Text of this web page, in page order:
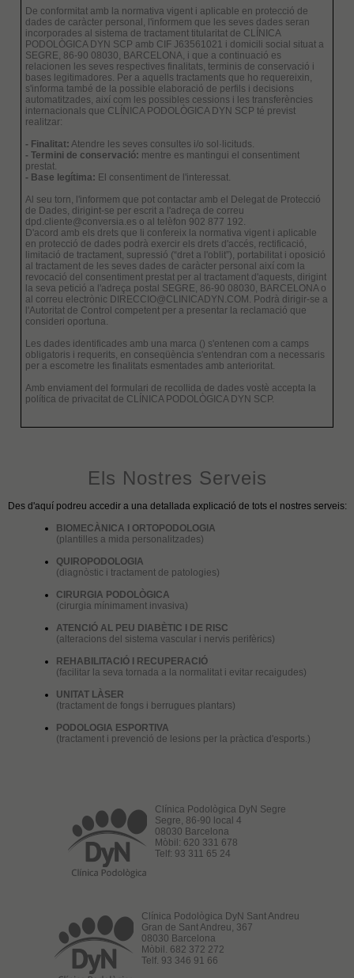
De conformitat amb la normativa vigent i aplicable en protecció de
dades de caràcter personal, l'informem que les seves dades seran
incorporades al sistema de tractament titularitat de CLÍNICA
PODOLÒGICA DYN SCP amb CIF J63561021 i domicili social situat a
SEGRE, 86-90 08030, BARCELONA, i que a continuació es
relacionen les seves respectives finalitats, terminis de conservació i
bases legitimadores. Per a aquells tractaments que ho requereixin,
s'informa també de la possible elaboració de perfils i decisions
automatitzades, així com les possibles cessions i les transferències
internacionals que CLÍNICA PODOLÒGICA DYN SCP té previst
realitzar:
- Finalitat: Atendre les seves consultes i/o sol·licituds.
- Termini de conservació: mentre es mantingui el consentiment
prestat.
- Base legítima: El consentiment de l'interessat.
Al seu torn, l'informem que pot contactar amb el Delegat de Protecció
de Dades, dirigint-se per escrit a l'adreça de correu
dpd.cliente@conversia.es o al telèfon 902 877 192.
D'acord amb els drets que li confereix la normativa vigent i aplicable
en protecció de dades podrà exercir els drets d'accés, rectificació,
limitació de tractament, supressió (“dret a l'oblit”), portabilitat i oposició
al tractament de les seves dades de caràcter personal així com la
revocació del consentiment prestat per al tractament d'aquests, dirigint
la seva petició a l'adreça postal SEGRE, 86-90 08030, BARCELONA o
al correu electrònic DIRECCIO@CLINICADYN.COM. Podrà dirigir-se a
l'Autoritat de Control competent per a presentar la reclamació que
consideri oportuna.
Les dades identificades amb una marca () s'entenen com a camps
obligatoris i requerits, en conseqüència s'entendran com a necessaris
per a escometre les finalitats esmentades amb anterioritat.
Amb enviament del formulari de recollida de dades vostè accepta la
política de privacitat de CLÍNICA PODOLÒGICA DYN SCP.
Els Nostres Serveis
Des d'aquí podreu accedir a una detallada explicació de tots el nostres serveis:
BIOMECÀNICA I ORTOPODOLOGIA
(plantilles a mida personalitzades)
QUIROPODOLOGIA
(diagnòstic i tractament de patologies)
CIRURGIA PODOLÒGICA
(cirurgia mínimament invasiva)
ATENCIÓ AL PEU DIABÈTIC I DE RISC
(alteracions del sistema vascular i nervis perifèrics)
REHABILITACIÓ I RECUPERACIÓ
(facilitar la seva tornada a la normalitat i evitar recaigudes)
UNITAT LÀSER
(tractament de fongs i berrugues plantars)
PODOLOGIA ESPORTIVA
(tractament i prevenció de lesions per la pràctica d'esports.)
Clínica Podològica DyN Segre
Segre, 86-90 local 4
08030 Barcelona
Mòbil: 620 331 678
Telf: 93 311 65 24
Clínica Podològica DyN Sant Andreu
Gran de Sant Andreu, 367
08030 Barcelona
Mòbil. 682 372 272
Telf. 93 346 91 66